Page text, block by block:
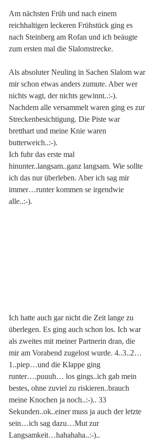
Am nächsten Früh und nach einem
reichhaltigen leckeren Frühstück ging es
nach Steinberg am Rofan und ich beäugte
zum ersten mal die Slalomstrecke.
Als absoluter Neuling in Sachen Slalom war
mir schon etwas anders zumute. Aber wer
nichts wagt, der nichts gewinnt..:-).
Nachdem alle versammelt waren ging es zur
Streckenbesichtigung. Die Piste war
bretthart und meine Knie waren
butterweich..:-).
Ich fuhr das erste mal
hinunter..langsam..ganz langsam. Wie sollte
ich das nur überleben. Aber ich sag mir
immer…runter kommen se irgendwie
alle..:-).
Ich hatte auch gar nicht die Zeit lange zu
überlegen. Es ging auch schon los. Ich war
als zweites mit meiner Partnerin dran, die
mir am Vorabend zugelost wurde. 4..3..2…
1..piep…und die Klappe ging
runter….puuuh… los gings..ich gab mein
bestes, ohne zuviel zu riskieren..brauch
meine Knochen ja noch..:-).. 33
Sekunden..ok..einer muss ja auch der letzte
sein…ich sag dazu…Mut zur
Langsamkeit…hahahaha..:-)..